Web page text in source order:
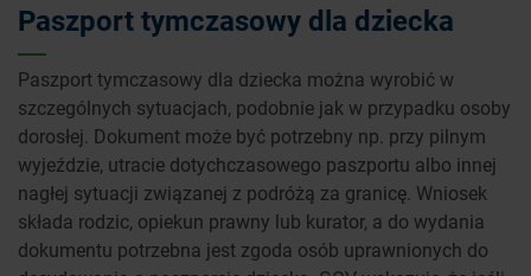
Paszport tymczasowy dla dziecka
Paszport tymczasowy dla dziecka można wyrobić w
szczególnych sytuacjach, podobnie jak w przypadku osoby
dorosłej. Dokument może być potrzebny np. przy pilnym
wyjeździe, utracie dotychczasowego paszportu albo innej
nagłej sytuacji związanej z podróżą za granicę. Wniosek
składa rodzic, opiekun prawny lub kurator, a do wydania
dokumentu potrzebna jest zgoda osób uprawnionych do